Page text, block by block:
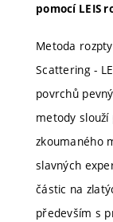
pomocí LEIS
Metoda
Scattering -
povrchů
metody
zkoumaného
slavných
částic na
především s